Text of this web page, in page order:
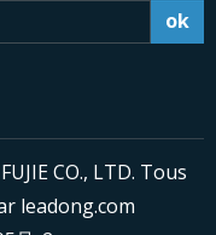
ok
CO., LTD. Tous
leadong.com